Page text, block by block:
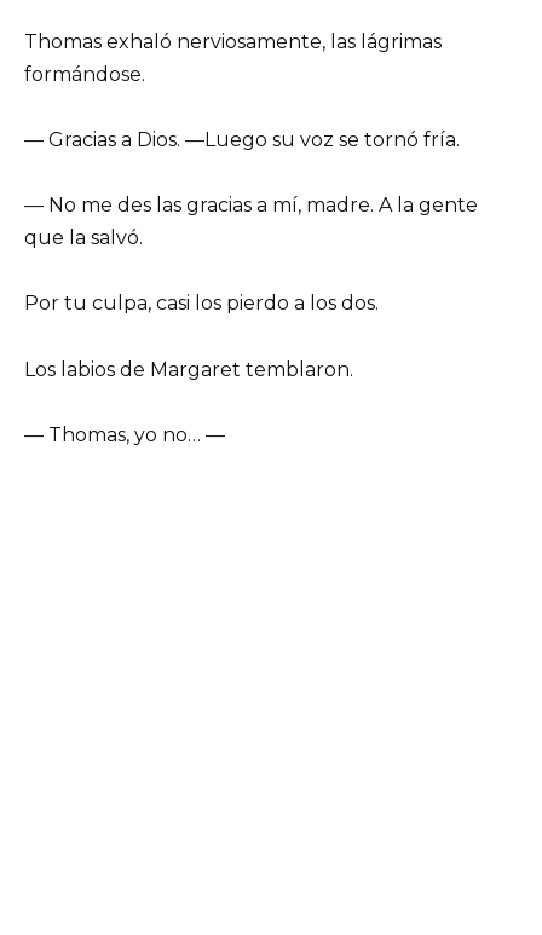
Thomas exhaló nerviosamente, las lágrimas
formándose.
— Gracias a Dios. —Luego su voz se tornó fría.
— No me des las gracias a mí, madre. A la gente
que la salvó.
Por tu culpa, casi los pierdo a los dos.
Los labios de Margaret temblaron.
— Thomas, yo no… —